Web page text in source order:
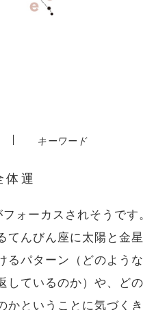
| キーワード
体運
ォーカスされそうです。
てんびん座に太陽と金星
るパターン（どのような
しているのか）や、どの
かということに気づくき